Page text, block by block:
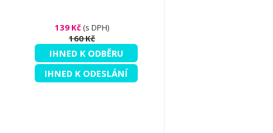
139 Kč(s DPH)
160 Kč
IHNED K ODBĚRU
IHNED K ODESLÁNÍ